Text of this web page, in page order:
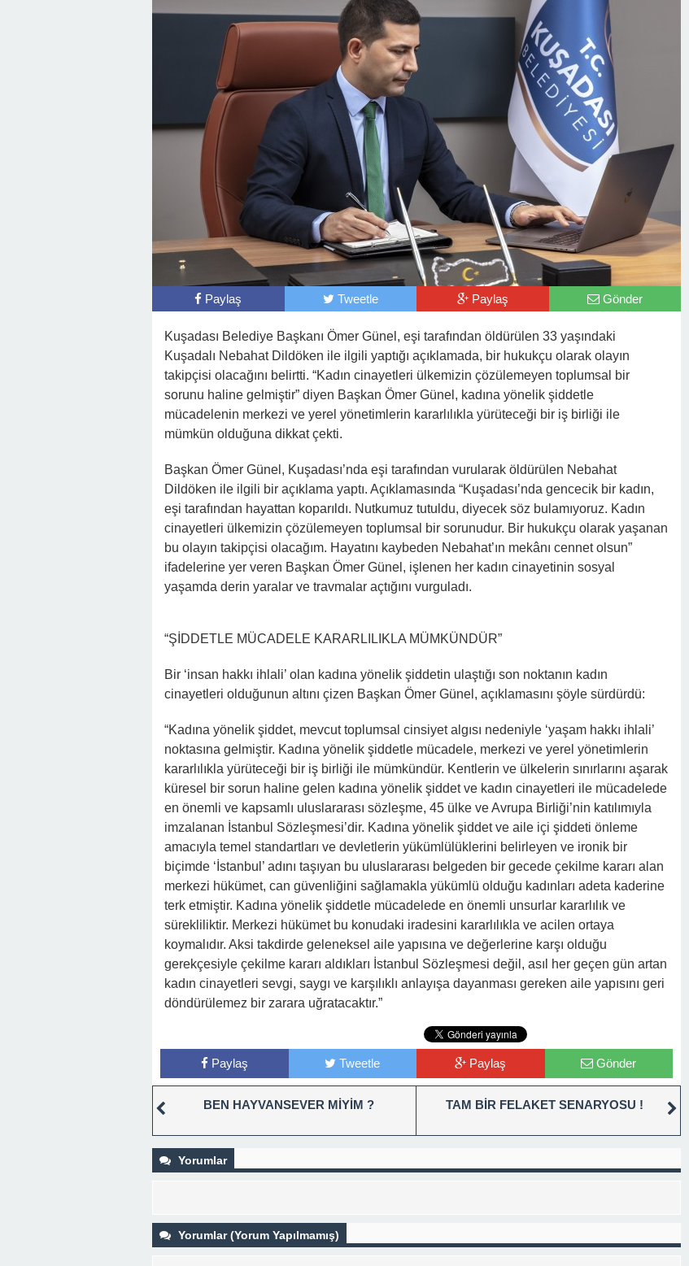
Paylaş Tweetle Paylaş Gönder
Kuşadası Belediye Başkanı Ömer Günel, eşi tarafından öldürülen 33 yaşındaki
Kuşadalı Nebahat Dildöken ile ilgili yaptığı açıklamada, bir hukukçu olarak olayın
takipçisi olacağını belirtti. “Kadın cinayetleri ülkemizin çözülemeyen toplumsal bir
sorunu haline gelmiştir” diyen Başkan Ömer Günel, kadına yönelik şiddetle
mücadelenin merkezi ve yerel yönetimlerin kararlılıkla yürüteceği bir iş birliği ile
mümkün olduğuna dikkat çekti.
Başkan Ömer Günel, Kuşadası’nda eşi tarafından vurularak öldürülen Nebahat
Dildöken ile ilgili bir açıklama yaptı. Açıklamasında “Kuşadası’nda gencecik bir kadın,
eşi tarafından hayattan koparıldı. Nutkumuz tutuldu, diyecek söz bulamıyoruz. Kadın
cinayetleri ülkemizin çözülemeyen toplumsal bir sorunudur. Bir hukukçu olarak yaşanan
bu olayın takipçisi olacağım. Hayatını kaybeden Nebahat’ın mekânı cennet olsun”
ifadelerine yer veren Başkan Ömer Günel, işlenen her kadın cinayetinin sosyal
yaşamda derin yaralar ve travmalar açtığını vurguladı.
“ŞİDDETLE MÜCADELE KARARLILIKLA MÜMKÜNDÜR”
Bir ‘insan hakkı ihlali’ olan kadına yönelik şiddetin ulaştığı son noktanın kadın
cinayetleri olduğunun altını çizen Başkan Ömer Günel, açıklamasını şöyle sürdürdü:
“Kadına yönelik şiddet, mevcut toplumsal cinsiyet algısı nedeniyle ‘yaşam hakkı ihlali’
noktasına gelmiştir. Kadına yönelik şiddetle mücadele, merkezi ve yerel yönetimlerin
kararlılıkla yürüteceği bir iş birliği ile mümkündür. Kentlerin ve ülkelerin sınırlarını aşarak
küresel bir sorun haline gelen kadına yönelik şiddet ve kadın cinayetleri ile mücadelede
en önemli ve kapsamlı uluslararası sözleşme, 45 ülke ve Avrupa Birliği’nin katılımıyla
imzalanan İstanbul Sözleşmesi’dir. Kadına yönelik şiddet ve aile içi şiddeti önleme
amacıyla temel standartları ve devletlerin yükümlülüklerini belirleyen ve ironik bir
biçimde ‘İstanbul’ adını taşıyan bu uluslararası belgeden bir gecede çekilme kararı alan
merkezi hükümet, can güvenliğini sağlamakla yükümlü olduğu kadınları adeta kaderine
terk etmiştir. Kadına yönelik şiddetle mücadelede en önemli unsurlar kararlılık ve
sürekliliktir. Merkezi hükümet bu konudaki iradesini kararlılıkla ve acilen ortaya
koymalıdır. Aksi takdirde geleneksel aile yapısına ve değerlerine karşı olduğu
gerekçesiyle çekilme kararı aldıkları İstanbul Sözleşmesi değil, asıl her geçen gün artan
kadın cinayetleri sevgi, saygı ve karşılıklı anlayışa dayanması gereken aile yapısını geri
döndürülemez bir zarara uğratacaktır.”
Paylaş Tweetle Paylaş Gönder
BEN HAYVANSEVER MİYİM ? TAM BİR FELAKET SENARYOSU !
Yorumlar
Yorumlar (Yorum Yapılmamış)